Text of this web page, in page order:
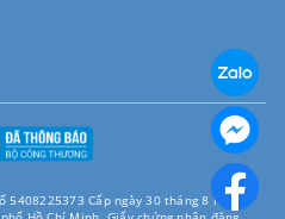
5408225373 Cấp ngày 30 tháng 8 năm